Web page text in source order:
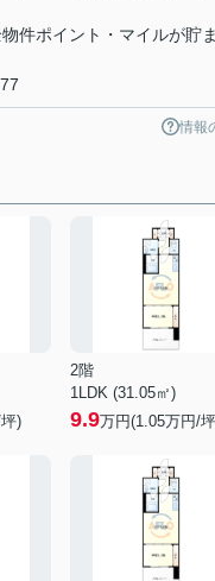
件ポイント・マイルが貯
情報
)
2階
1LDK (31.05㎡)
9.9万円(1.05万円/